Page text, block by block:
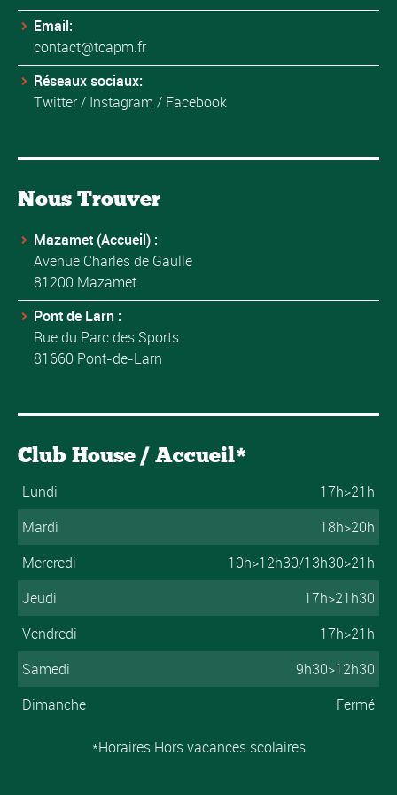
Email:
contact@tcapm.fr
Réseaux sociaux:
Twitter/ Instagram / Facebook
Nous Trouver
Mazamet (Accueil) :
Avenue Charles de Gaulle
81200 Mazamet
Pont de Larn :
Rue du Parc des Sports
81660 Pont-de-Larn
Club House / Accueil*
Lundi
17h>21h
Mardi
18h>20h
Mercredi
10h>12h30/13h30>21h
Jeudi
17h>21h30
Vendredi
17h>21h
Samedi
9h30>12h30
Dimanche
Fermé
*Horaires Hors vacances scolaires